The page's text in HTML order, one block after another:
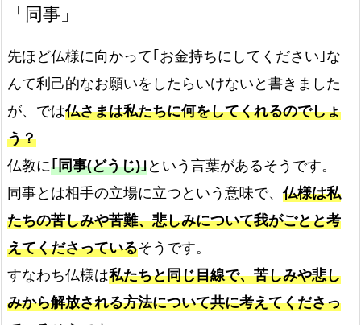
「同事」
先ほど仏様に向かって｢お金持ちにしてください｣な
んて利己的なお願いをしたらいけないと書きました
が、では仏さまは私たちに何をしてくれるのでしょ
う？
仏教に｢同事(どうじ)｣という言葉があるそうです。
同事とは相手の立場に立つという意味で、 仏様は私
たちの苦しみや苦難、悲しみについて我がごとと考
えてくださっているそうです。
すなわち仏様は私たちと同じ目線で、苦しみや悲し
みから解放される方法について共に考えてくださっ